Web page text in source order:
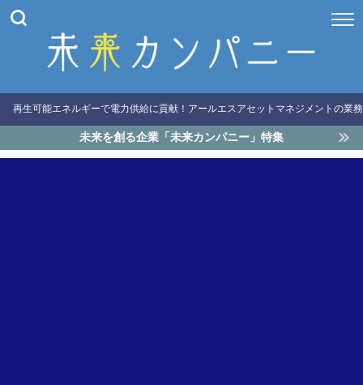
再生可能エネルギーで電力供給に貢献！アールエスアセットマネジメントの業
未来を創る企業「未来カンパニー」特集